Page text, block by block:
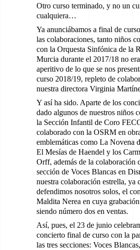
Otro curso terminado, y no un
cualquiera…
Ya anunciábamos a final de
las colaboraciones, tanto niños
con la Orquesta Sinfónica de la
Murcia durante el 2017/18 no
aperitivo de lo que se nos
curso 2018/19, repleto de
nuestra directora Virginia
Y así ha sido. Aparte de los
dado algunos de nuestros niños
la Sección Infantil de Coro
colaborado con la OSRM en
emblemáticas como La Novena
El Mesías de Haendel y los
Orff, además de la colaboración
sección de Voces Blancas en
nuestra colaboración estrella, ya
defendimos nosotros solos, el
Maldita Nerea en cuya
siendo número dos en ventas.
Así, pues, el 23 de junio
concierto final de curso con la
las tres secciones: Voces